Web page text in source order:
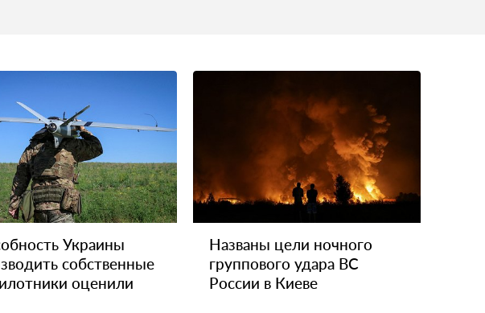
Украины
собственные
оценили
Названы цели ночного
группового удара ВС
России в Киеве